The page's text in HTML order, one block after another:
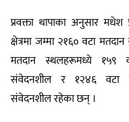
प्रवक्ता थापाका अनुसार मधेश
क्षेत्रमा जम्मा २१६० वटा
मतदान स्थलहरूमध्ये १५९
संवेदनशील र १२४६ वटा
संवेदनशील रहेका छन् ।